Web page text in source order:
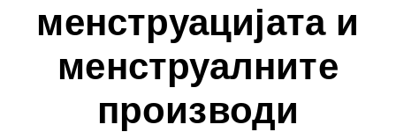
менструацијата и
менструалните
производи